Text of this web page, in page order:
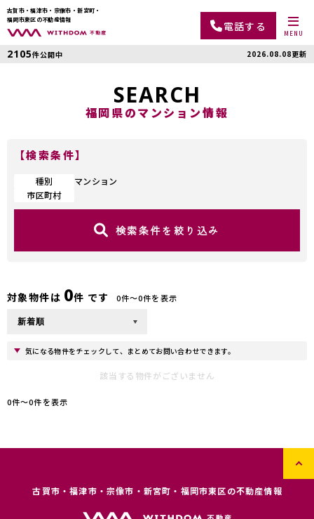
古賀市・福津市・宗像市・新宮町・
福岡市東区の不動産情報
電話する
MENU
2105件公開中 2026.08.08更新
SEARCH
福岡県のマンション情報
【検索条件】
種別
マンション
市区町村
検索条件を絞り込み
対象物件は 0件 です 0件〜0件を表示
気になる物件をチェックして、まとめてお問い合わせできます。
該当する物件がございません
0件〜0件を表示
古賀市・福津市・宗像市・新宮町・福岡市東区の不動産情報